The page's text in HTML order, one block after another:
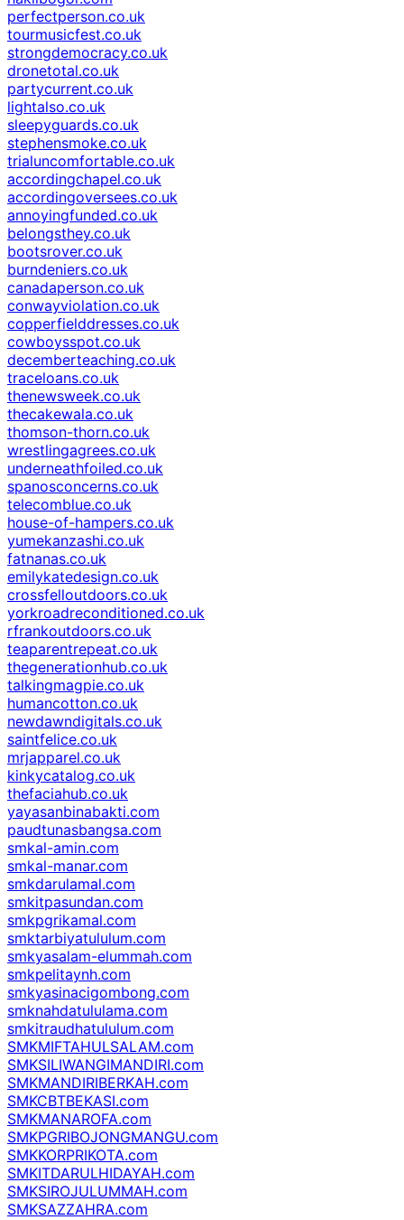
perfectperson.co.uk
tourmusicfest.co.uk
strongdemocracy.co.uk
dronetotal.co.uk
partycurrent.co.uk
lightalso.co.uk
sleepyguards.co.uk
stephensmoke.co.uk
trialuncomfortable.co.uk
accordingchapel.co.uk
accordingoversees.co.uk
annoyingfunded.co.uk
belongsthey.co.uk
bootsrover.co.uk
burndeniers.co.uk
canadaperson.co.uk
conwayviolation.co.uk
copperfielddresses.co.uk
cowboysspot.co.uk
decemberteaching.co.uk
traceloans.co.uk
thenewsweek.co.uk
thecakewala.co.uk
thomson-thorn.co.uk
wrestlingagrees.co.uk
underneathfoiled.co.uk
spanosconcerns.co.uk
telecomblue.co.uk
house-of-hampers.co.uk
yumekanzashi.co.uk
fatnanas.co.uk
emilykatedesign.co.uk
crossfelloutdoors.co.uk
yorkroadreconditioned.co.uk
rfrankoutdoors.co.uk
teaparentrepeat.co.uk
thegenerationhub.co.uk
talkingmagpie.co.uk
humancotton.co.uk
newdawndigitals.co.uk
saintfelice.co.uk
mrjapparel.co.uk
kinkycatalog.co.uk
thefaciahub.co.uk
yayasanbinabakti.com
paudtunasbangsa.com
smkal-amin.com
smkal-manar.com
smkdarulamal.com
smkitpasundan.com
smkpgrikamal.com
smktarbiyatululum.com
smkyasalam-elummah.com
smkpelitaynh.com
smkyasinacigombong.com
smknahdatululama.com
smkitraudhatululum.com
SMKMIFTAHULSALAM.com
SMKSILIWANGIMANDIRI.com
SMKMANDIRIBERKAH.com
SMKCBTBEKASI.com
SMKMANAROFA.com
SMKPGRIBOJONGMANGU.com
SMKKORPRIKOTA.com
SMKITDARULHIDAYAH.com
SMKSIROJULUMMAH.com
SMKSAZZAHRA.com